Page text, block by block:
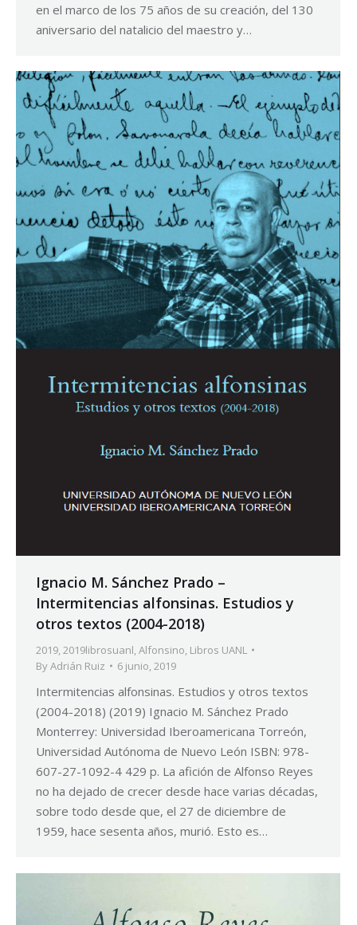
en el marco de los 75 años de su creación, del 130
aniversario del natalicio del maestro y…
Ignacio M. Sánchez Prado –
Intermitencias alfonsinas. Estudios y
otros textos (2004-2018)
2019,2019librosuanl,Alfonsino, Libros UANL
ByAdrián Ruiz 6 junio, 2019
Intermitencias alfonsinas. Estudios y otros textos
(2004-2018) (2019) Ignacio M. Sánchez Prado
Monterrey: Universidad Iberoamericana Torreón,
Universidad Autónoma de Nuevo León ISBN: 978-
607-27-1092-4 429 p. La afición de Alfonso Reyes
no ha dejado de crecer desde hace varias décadas,
sobre todo desde que, el 27 de diciembre de
1959, hace sesenta años, murió. Esto es…